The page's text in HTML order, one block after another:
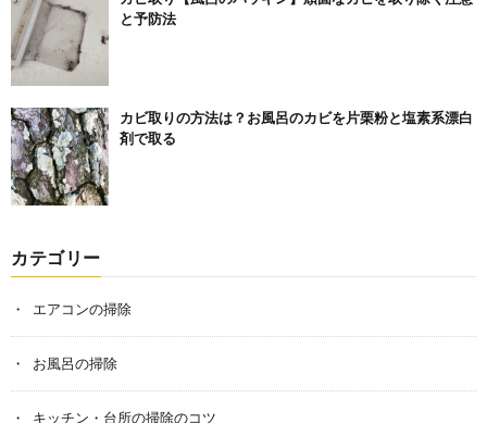
と予防法
カビ取りの方法は？お風呂のカビを片栗粉と塩素系漂白
剤で取る
カテゴリー
エアコンの掃除
お風呂の掃除
キッチン・台所の掃除のコツ